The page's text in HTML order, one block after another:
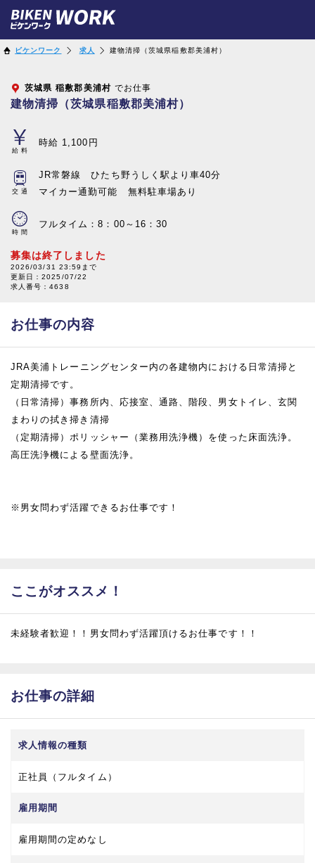
ビケンワーク 求人 建物清掃（茨城県稲敷郡美浦村）
茨城県 稲敷郡美浦村 でお仕事
建物清掃（茨城県稲敷郡美浦村）
給料
時給 1,100円
交通
JR常磐線 ひたち野うしく駅より車40分
マイカー通勤可能 無料駐車場あり
時間
フルタイム：8：00～16：30
募集は終了しました
2026/03/31 23:59まで
更新日：2025/07/22
求人番号：4638
お仕事の内容
JRA美浦トレーニングセンター内の各建物内における日常清掃と
定期清掃です。
（日常清掃）事務所内、応接室、通路、階段、男女トイレ、玄関
まわりの拭き掃き清掃
（定期清掃）ポリッシャー（業務用洗浄機）を使った床面洗浄。
高圧洗浄機による壁面洗浄。
※男女問わず活躍できるお仕事です！
ここがオススメ！
未経験者歓迎！！男女問わず活躍頂けるお仕事です！！
お仕事の詳細
求人情報の種類
正社員（フルタイム）
雇用期間
雇用期間の定めなし